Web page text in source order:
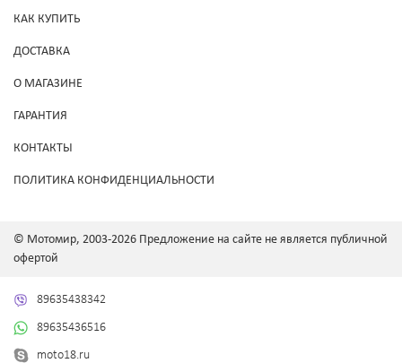
КАК КУПИТЬ
ДОСТАВКА
О МАГАЗИНЕ
ГАРАНТИЯ
КОНТАКТЫ
ПОЛИТИКА КОНФИДЕНЦИАЛЬНОСТИ
© Мотомир, 2003-2026 Предложение на сайте не является публичной
офертой
89635438342
89635436516
moto18.ru